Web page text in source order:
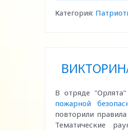
Категория:
В отряде
пожарной
повторили
Тематические